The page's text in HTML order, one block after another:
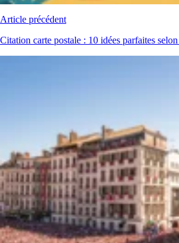
Article précédent
Citation carte postale : 10 idées parfaites